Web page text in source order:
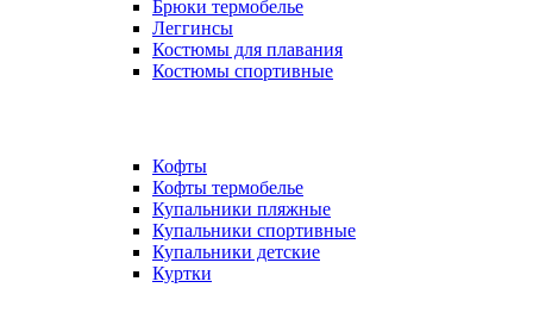
Брюки термобелье
Леггинсы
Костюмы для плавания
Костюмы спортивные
Кофты
Кофты термобелье
Купальники пляжные
Купальники спортивные
Купальники детские
Куртки